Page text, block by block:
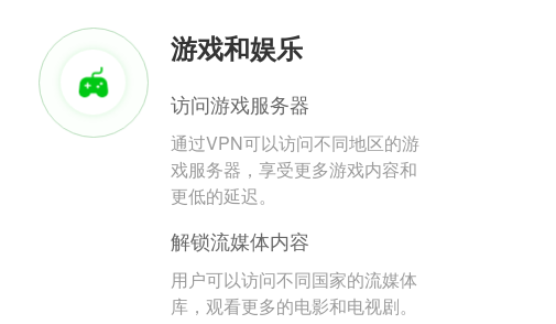
游戏和娱乐
访问游戏服务器
通过VPN可以访问不同地区的游
戏服务器，享受更多游戏内容和
更低的延迟。
解锁流媒体内容
用户可以访问不同国家的流媒体
库，观看更多的电影和电视剧。